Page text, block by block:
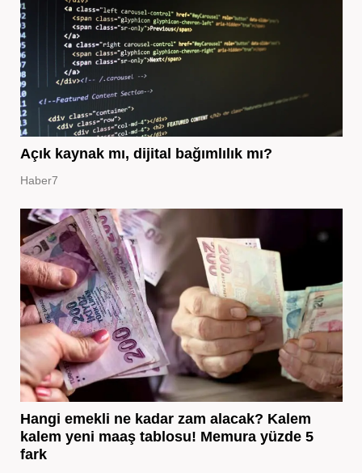
Açık kaynak mı, dijital bağımlılık mı?
Haber7
Hangi emekli ne kadar zam alacak? Kalem
kalem yeni maaş tablosu! Memura yüzde 5
fark